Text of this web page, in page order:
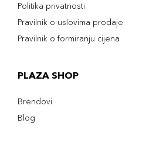
Politika privatnosti
Pravilnik o uslovima prodaje
Pravilnik o formiranju cijena
PLAZA SHOP
Brendovi
Blog